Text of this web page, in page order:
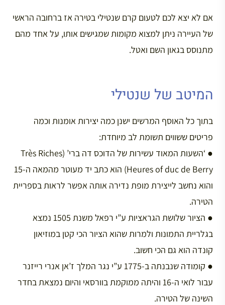
אם לא יצא לכם לטעום קרם שנטילי בטירה אז ברחובה הראשי
של העיירה ניתן למצוא מקומות שמגישים אותו, על אחד מהם
מתנוסס בגאון השם ואטל.
המיטב של שנטילי
בתוך כל האוסף המרשים ישנן כמה יצירות אומנות וכמה
פריטים ששווים תשומת לב מיוחדת:
● ‘השעות המאוד עשירות של הדוכס דה ברי’ (Très Riches
Heures of duc de Berry) הוא כתב יד מעוטר מהמאה ה-15
והוא נחשב לייצירת מופת נדירה אותה אפשר לראות בספריית
הטירה.
● הציור שלושת הגראציות ע”י רפאל משנת 1505 נמצא
בגלריית התמונות ולמרות שהוא הציור הכי קטן במוזיאון
קונדה הוא גם הכי חשוב.
● קומודה שנבנתה ב-1775 ע”י נגר המלך ז’אן אנרי רייזנר
עבור לואי ה-16 והיתה ממוקמת בוורסאי והיום נמצאת בחדר
השינה של הטירה.